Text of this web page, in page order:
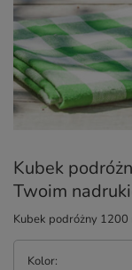
Kubek
Twoim
Kubek podróżny
Kolor